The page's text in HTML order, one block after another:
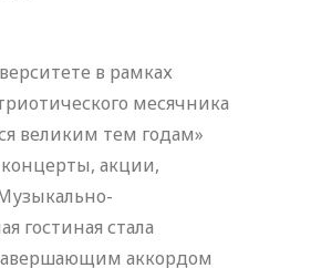
в рамках
месячника
великим тем годам»
акции,
гостиная стала
аккордом